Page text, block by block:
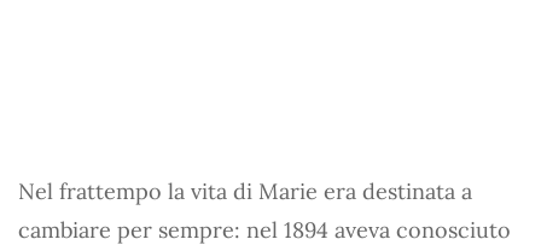
Nel frattempo la vita di Marie era destinata a
cambiare per sempre: nel 1894 aveva conosciuto